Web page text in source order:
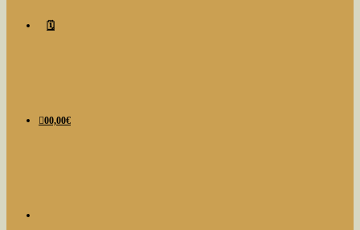
🗓️
00,00€